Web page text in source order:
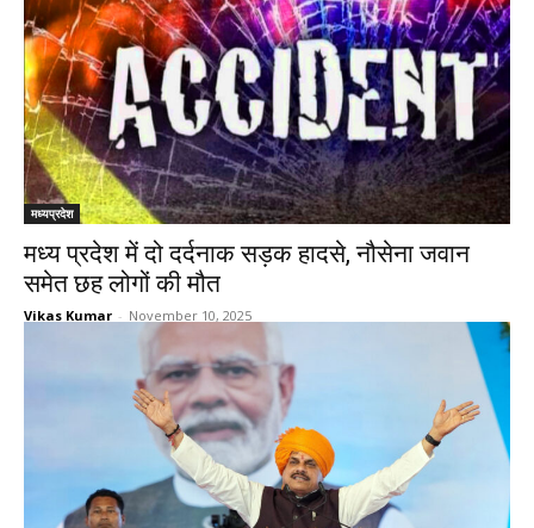
मध्यप्रदेश
मध्य प्रदेश में दो दर्दनाक सड़क हादसे, नौसेना जवान
समेत छह लोगों की मौत
Vikas Kumar - November 10, 2025